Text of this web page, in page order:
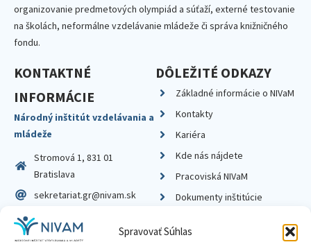
Spravovať Súhlas
organizovanie predmetových olympiád a súťaží, externé testovanie
na školách, neformálne vzdelávanie mládeže či správa knižničného
fondu.
KONTAKTNÉ
INFORMÁCIE
Národný inštitút vzdelávania a
mládeže
Stromová 1, 831 01
Bratislava
sekretariat.gr@nivam.sk
IČO: 00164348
DIČ: 2020798714
DÔLEŽITÉ ODKAZY
Základné informácie o NIVaM
Kontakty
Kariéra
Kde nás nájdete
Pracoviská NIVaM
Dokumenty inštitúcie